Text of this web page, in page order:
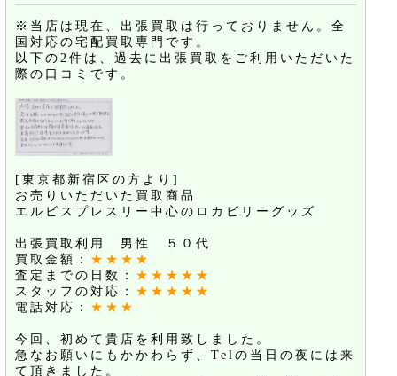
※当店は現在、出張買取は行っておりません。全
国対応の宅配買取専門です。
以下の2件は、過去に出張買取をご利用いただいた
際の口コミです。
[東京都新宿区の方より]
お売りいただいた買取商品
エルビスプレスリー中心のロカビリーグッズ
出張買取利用 男性 ５０代
買取金額： ★★★★
査定までの日数： ★★★★★
スタッフの対応： ★★★★★
電話対応： ★★★
今回、初めて貴店を利用致しました。
急なお願いにもかかわらず、Telの当日の夜には来
て頂きました。